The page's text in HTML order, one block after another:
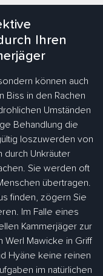
Ihren
können auch
Biss in den Rachen
Umständen
Behandlung die
loszuwerden von
durch Unkräuter
Sie werden oft
übertragen.
finden, zögern Sie
Im Falle eines
Kammerjäger zur
Werl Mawicke in Griff
Hyäne keine reinen
im natürlichen